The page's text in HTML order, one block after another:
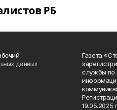
РБ
данных
Газета
службы по
19.05.2025